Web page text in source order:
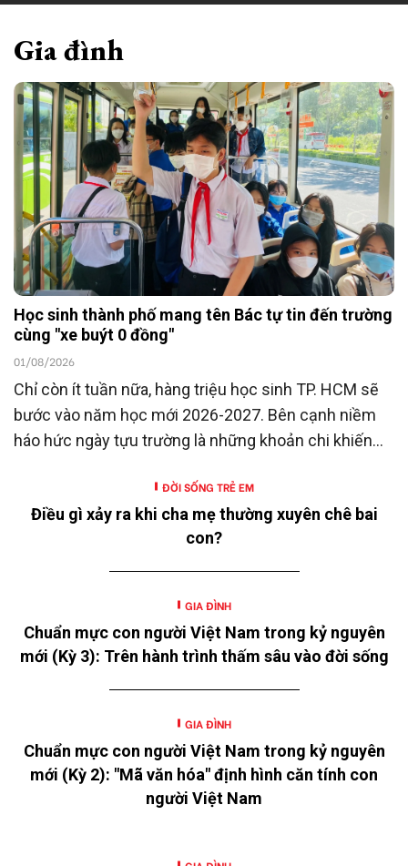
Gia đình
Học sinh thành phố mang tên Bác tự tin đến trường
cùng "xe buýt 0 đồng"
01/08/2026
Chỉ còn ít tuần nữa, hàng triệu học sinh TP. HCM sẽ
bước vào năm học mới 2026-2027. Bên cạnh niềm
háo hức ngày tựu trường là những khoản chi khiến
ĐỜI SỐNG TRẺ EM
Điều gì xảy ra khi cha mẹ thường xuyên chê bai
con?
GIA ĐÌNH
Chuẩn mực con người Việt Nam trong kỷ nguyên
mới (Kỳ 3): Trên hành trình thấm sâu vào đời sống
GIA ĐÌNH
Chuẩn mực con người Việt Nam trong kỷ nguyên
mới (Kỳ 2): "Mã văn hóa" định hình căn tính con
người Việt Nam